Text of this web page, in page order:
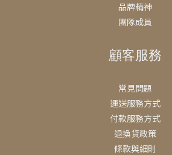
品牌精神
團隊成員
顧客服務
常見問題
運送服務方式
付款服務方式
退換貨政策
條款與細則